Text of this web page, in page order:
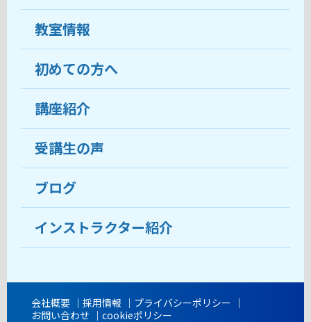
教室情報
教室について
受講生の声
おすすめ・人気の講座
目的から講座を探す
教室ブログ
初めての方へ
ココがおすすめ
料金
受講までの流れ
よくあるご質問
講座紹介
受講生の声
ブログ
インストラクター紹介
会社概要 採用情報
プライバシーポリシー
お問い合わせ
cookieポリシー